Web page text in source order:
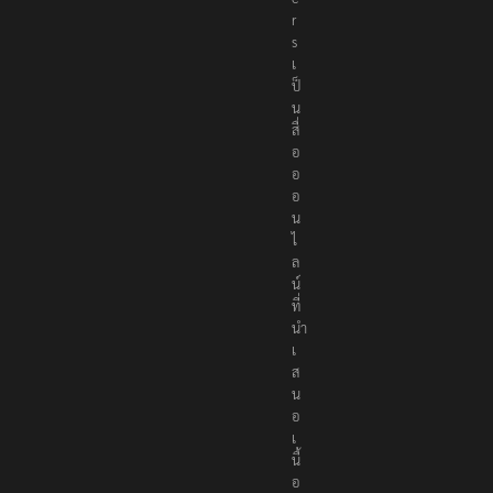
r
s
เ
ป็
น
สื่
อ
อ
อ
น
ไ
ล
น์
ที่
นำ
เ
ส
น
อ
เ
นื้
อ